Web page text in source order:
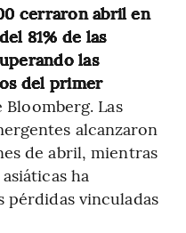
cerraron abril en
81% de las
las
del primer
Bloomberg. Las
alcanzaron
de abril, mientras
ha
pérdidas vinculadas